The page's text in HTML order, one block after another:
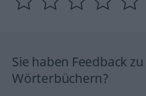
Sie haben Feedback
Wörterbüchern?